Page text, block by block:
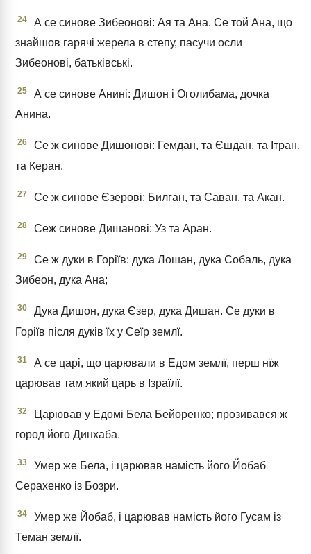
24
А се синове Зибеонові: Ая та Ана. Се той Ана, що
знайшов гарячі жерела в степу, пасучи осли
Зибеонові, батьківські.
25
А се синове Анині: Дишон і Оголибама, дочка
Анина.
26
Се ж синове Дишонові: Гемдан, та Єшдан, та Ітран,
та Керан.
27 Се ж синове Єзерові: Билган, та Саван, та Акан.
28 Сеж синове Дишанові: Уз та Аран.
29
Се ж дуки в Горіїв: дука Лошан, дука Собаль, дука
Зибеон, дука Ана;
30
Дука Дишон, дука Єзер, дука Дишан. Се дуки в
Горіїв після дуків їх у Сеїр землї.
31
А се царі, що царювали в Едом землї, перш нїж
царював там який царь в Ізраїлї.
32
Царював у Едомі Бела Бейоренко; прозивався ж
город його Динхаба.
33
Умер же Бела, і царював намість його Йобаб
Серахенко із Бозри.
34
Умер же Йобаб, і царював намість його Гусам із
Теман землї.